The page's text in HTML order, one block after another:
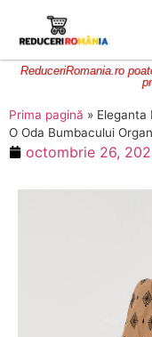
ReduceriRomania.ro
Prima pagină » Eleganta
O Oda Bumbacului
octombrie 26,